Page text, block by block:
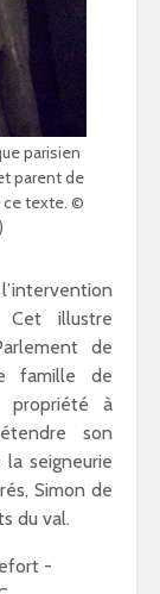
parisien
parent de
ce texte. ©
illustre
de
famille de
propriété à
son
seigneurie
Simon de
du val.